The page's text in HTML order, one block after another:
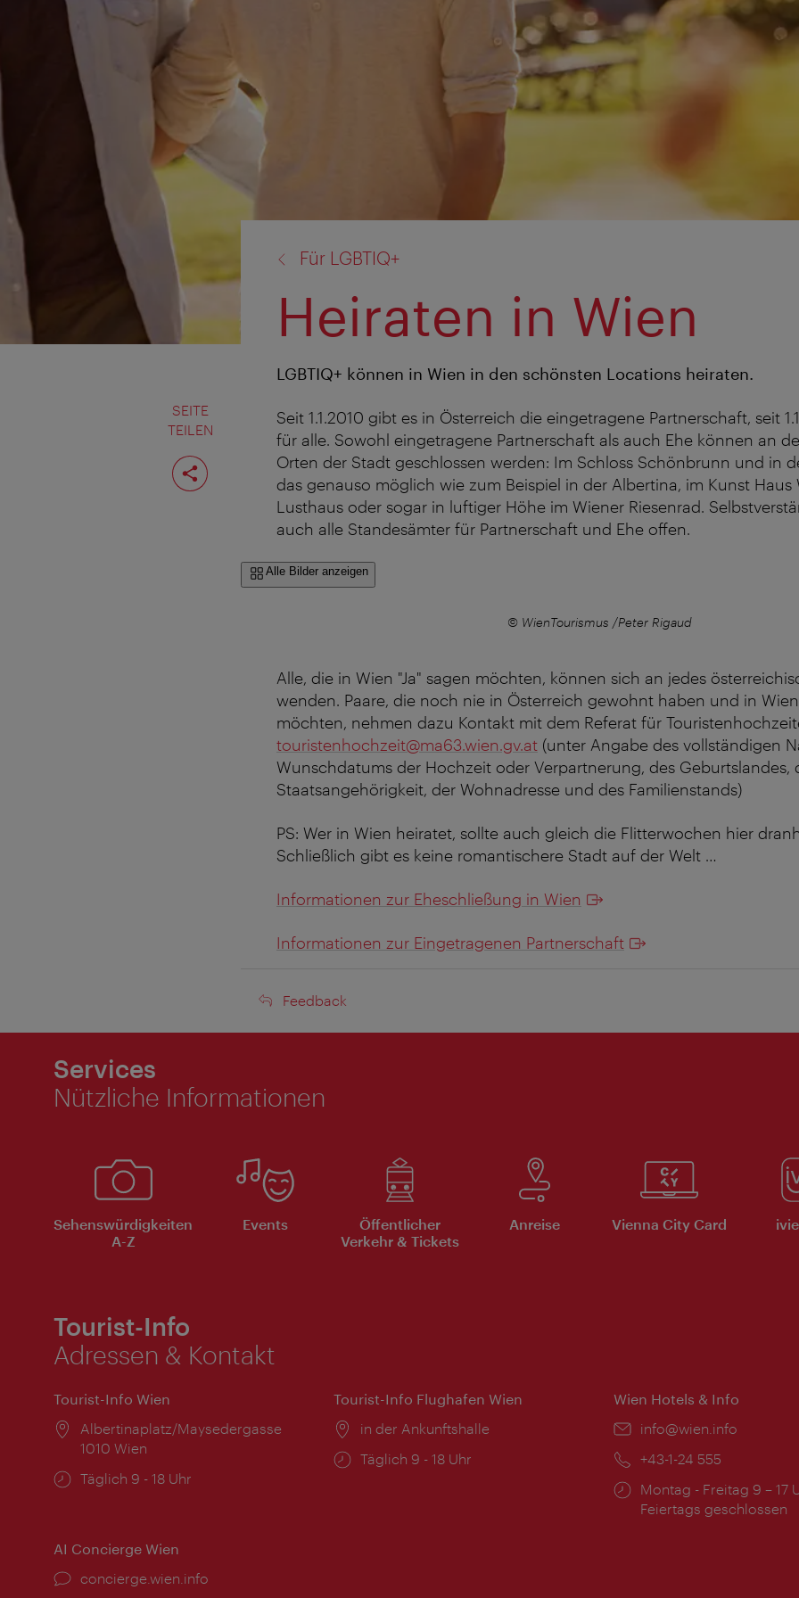
SEITE
TEILEN
Seite
teilen
Für LGBTIQ+
Heiraten in Wien
LGBTIQ+ können in Wien in den schönsten Locations heiraten.
Seit 1.1.2010 gibt es in Österreich die eingetragene Partnerschaft, seit
für alle. Sowohl eingetragene Partnerschaft als auch Ehe können an
Orten der Stadt geschlossen werden: Im Schloss Schönbrunn und in
das genauso möglich wie zum Beispiel in der Albertina, im Kunst Haus
Lusthaus oder sogar in luftiger Höhe im Wiener Riesenrad.
auch alle Standesämter für Partnerschaft und Ehe offen.
Alle Bilder anzeigen
© WienTourismus /Peter Rigaud
Alle, die in Wien "Ja" sagen möchten, können sich an jedes
wenden. Paare, die noch nie in Österreich gewohnt haben und in Wien
möchten, nehmen dazu Kontakt mit dem Referat für
touristenhochzeit@ma63.wien.gv.at (unter Angabe des vollständigen
Wunschdatums der Hochzeit oder Verpartnerung, des Geburtslandes,
Staatsangehörigkeit, der Wohnadresse und des Familienstands)
PS: Wer in Wien heiratet, sollte auch gleich die Flitterwochen hier
Schließlich gibt es keine romantischere Stadt auf der Welt …
Informationen zur Eheschließung in Wien
Informationen zur Eingetragenen Partnerschaft
Feedback
Feedback
Services
Nützliche Informationen
Sehenswürdigkeiten
A-Z
Events
Öffentlicher
Verkehr & Tickets
Anreise Vienna City Card
Tourist-Info
Adressen & Kontakt
Tourist-Info Wien
Ort:
Albertinaplatz/Maysedergasse
1010 Wien
Öffnungszeiten:
Täglich 9 - 18 Uhr
Tourist-Info Flughafen Wien
Ort:
in der Ankunftshalle
Öffnungszeiten:
Täglich 9 - 18 Uhr
Wien Hotels & Info
Email:
info@wien.info
Telefon:
+43-1-24 555
Öffnungszeiten:
Montag - Freitag 9 – 17
Feiertags geschlossen
AI Concierge Wien
Ort:
concierge.wien.info